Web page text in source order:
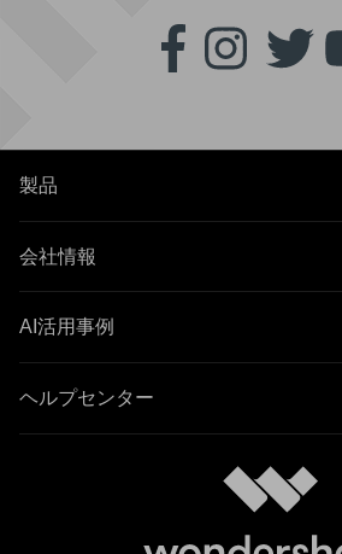
製品
会社情報
AI活用事例
ヘルプセンター